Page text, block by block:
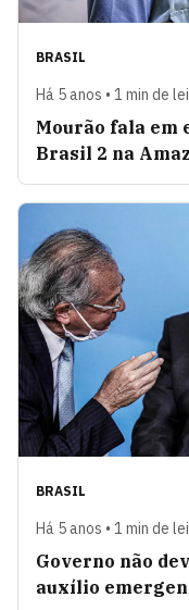
BRASIL
Há 5 anos • 1 min de
Mourão fala em
Brasil 2 na
BRASIL
Há 5 anos • 1 min de
Governo não
auxílio